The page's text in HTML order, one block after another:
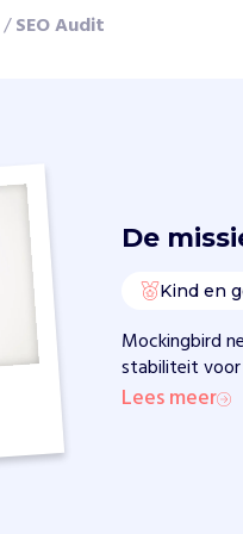
/SEO Audit
De
Kind en
Mockingbird
stabiliteit voor
Lees meer